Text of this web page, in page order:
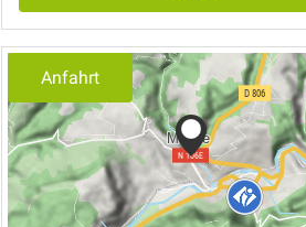
Anfahrt